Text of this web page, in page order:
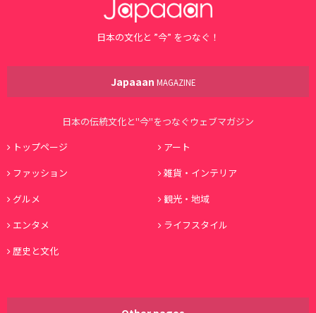
日本の文化と ”今” をつなぐ！
Japaaan MAGAZINE
日本の伝統文化と"今"をつなぐウェブマガジン
トップページ
アート
ファッション
雑貨・インテリア
グルメ
観光・地域
エンタメ
ライフスタイル
歴史と文化